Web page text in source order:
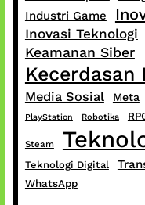
Industri Game
Inovasi Teknologi
Keamanan Siber
Kecerdasan
Media Sosial Meta
PlayStation Robotika
Steam
Teknologi Digital
WhatsApp